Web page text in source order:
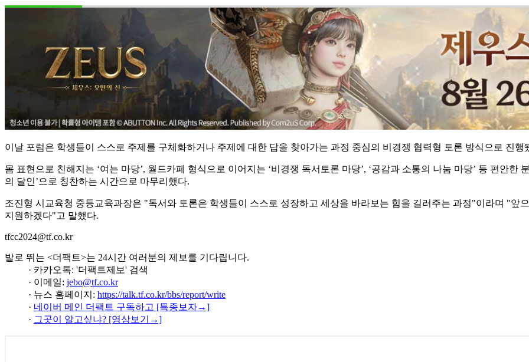
이날 포럼은 학생들이 스스로 주제를 구체화하거나 주제에 대한 답을 찾아가는 과정 중심의 비경쟁 협력형 토론 방식으로 진행
몸 표현으로 친해지는 ‘여는 마당’, 월드카페 형식으로 이어지는 ‘비경쟁 독서토론 마당’, ‘공감과 소통의 나눔 마당’ 등 편안
의 달인’으로 칭찬하는 시간으로 마무리했다.
조진형 시교육청 중등교육과장은 "독서와 토론은 학생들이 스스로 성장하고 세상을 바라보는 힘을 길러주는 과정"이라며 "앞
지원하겠다"고 말했다.
tfcc2024@tf.co.kr
발로 뛰는 <더팩트>는 24시간 여러분의 제보를 기다립니다.
· 카카오톡: '더팩트제보' 검색
· 이메일: jebo@tf.co.kr
· 뉴스 홈페이지: https://talk.tf.co.kr/bbs/report/write
· 네이버 메인 더팩트 구독하고 [특종보자→]
· 그곳이 알고싶냐? [영상보기→]